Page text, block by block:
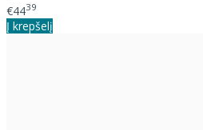
€4439
Į krepšelį